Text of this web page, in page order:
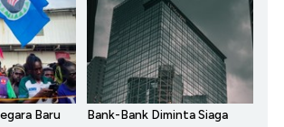
Baru
Bank-Bank Diminta Siaga